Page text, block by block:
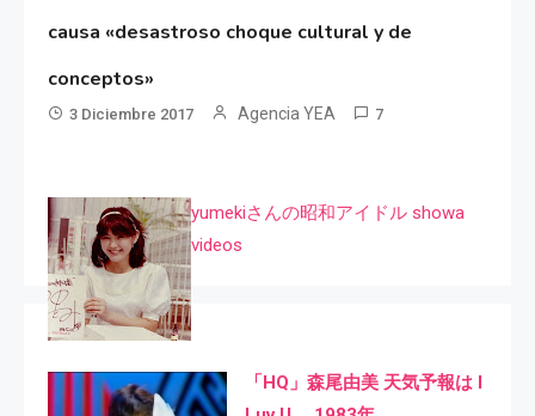
causa «desastroso choque cultural y de
conceptos»
3 Diciembre 2017 Agencia YEA 7
yumekiさんの昭和アイドル showa
videos
「HQ」森尾由美 天気予報は I